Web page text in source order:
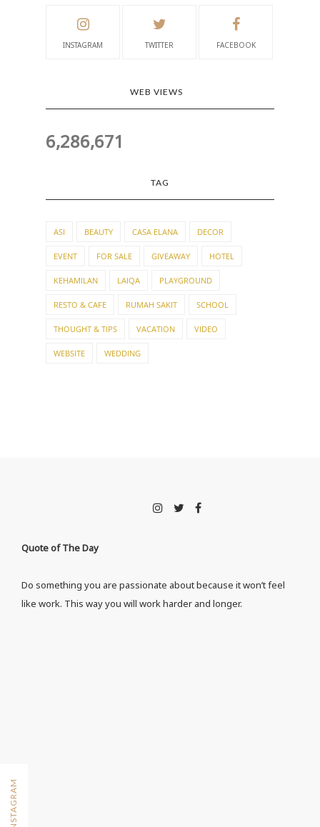
INSTAGRAM TWITTER FACEBOOK
WEB VIEWS
6,286,671
TAG
ASI BEAUTY CASA ELANA DECOR
EVENT FOR SALE GIVEAWAY HOTEL
KEHAMILAN LAIQA PLAYGROUND
RESTO & CAFE RUMAH SAKIT SCHOOL
THOUGHT & TIPS VACATION VIDEO
WEBSITE WEDDING
Quote of The Day
Do something you are passionate about because it won’t feel
like work. This way you will work harder and longer.